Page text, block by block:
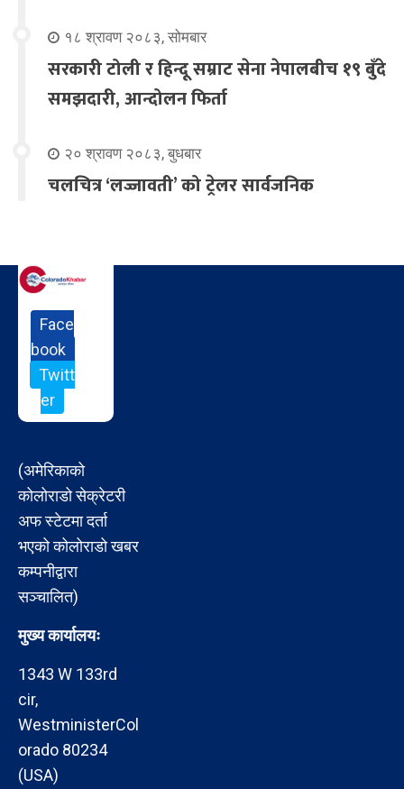
१८ श्रावण २०८३, सोमबार
सरकारी टोली र हिन्दू सम्राट सेना नेपालबीच १९ बुँदे
समझदारी, आन्दोलन फिर्ता
२० श्रावण २०८३, बुधबार
चलचित्र ‘लज्जावती’ को ट्रेलर सार्वजनिक
Face
book
Twitt
er
(अमेरिकाको
कोलोराडो सेक्रेटरी
अफ स्टेटमा दर्ता
भएको कोलोराडो खबर
कम्पनीद्वारा
सञ्चालित)
मुख्य कार्यालयः
1343 W 133rd
cir,
WestministerCol
orado 80234
(USA)